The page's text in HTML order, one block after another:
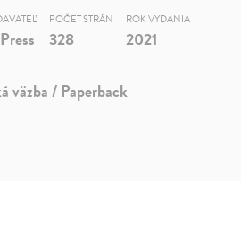
POČET STRÁN
328
ROK VYDANIA
2021
väzba / Paperback